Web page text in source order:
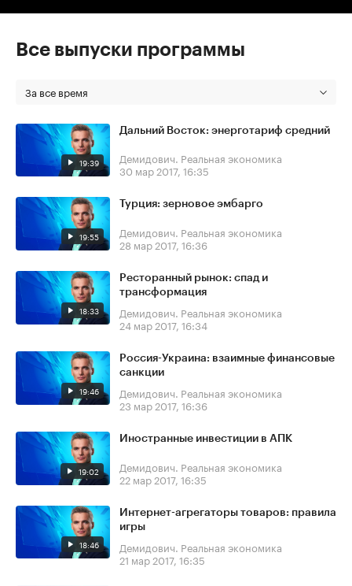
Все выпуски программы
За все время
19:39
Дальний Восток: энерготариф средний
Демидович. Реальная экономика
30 мар 2017, 16:35
19:55
Турция: зерновое эмбарго
Демидович. Реальная экономика
28 мар 2017, 16:36
18:33
Ресторанный рынок: спад и
трансформация
Демидович. Реальная экономика
24 мар 2017, 16:34
19:46
Россия-Украина: взаимные финансовые
санкции
Демидович. Реальная экономика
23 мар 2017, 16:36
19:02
Иностранные инвестиции в АПК
Демидович. Реальная экономика
22 мар 2017, 16:35
18:46
Интернет-агрегаторы товаров: правила
игры
Демидович. Реальная экономика
21 мар 2017, 16:35